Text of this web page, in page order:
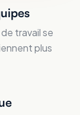
travail se
plus